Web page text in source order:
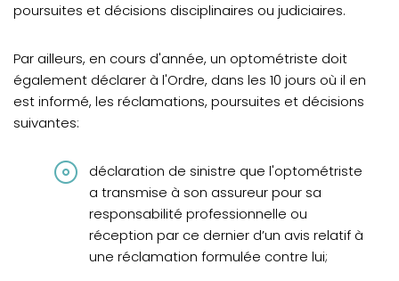
Exercice en société
Questions fréquentes: droits du patient et obligations
professionnelles
poursuites et décisions disciplinaires ou judiciaires.
Par ailleurs, en cours d'année, un optométriste doit
également déclarer à l'Ordre, dans les 10 jours où il en
est informé, les réclamations, poursuites et décisions
suivantes:
déclaration de sinistre que l'optométriste
a transmise à son assureur pour sa
responsabilité professionnelle ou
réception par ce dernier d’un avis relatif à
une réclamation formulée contre lui;